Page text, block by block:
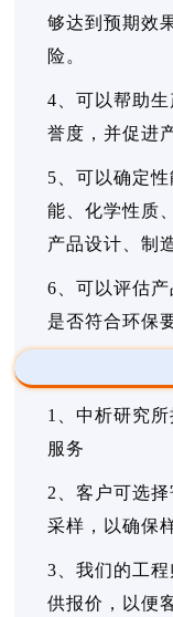
够达到预期效
险。
4、可以帮助
誉度，并促进
5、可以确定
能、化学性质
产品设计、制
6、可以评估
是否符合环保
1、中析研究
服务
2、客户可选
采样，以确保
3、我们的工
供报价，以便